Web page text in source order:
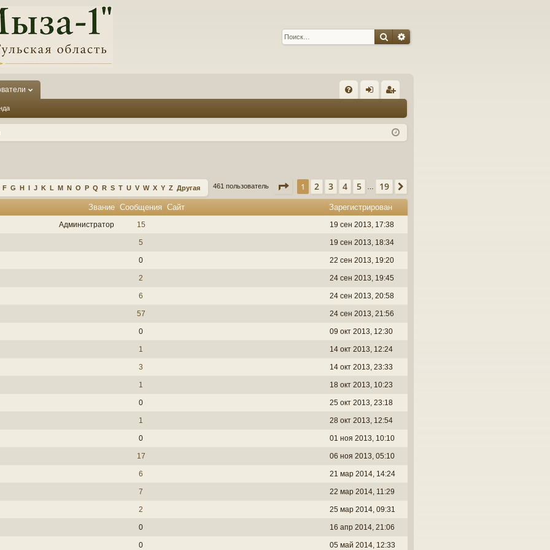
ПоискРасширенный поиск
Q д ис
ия
F G H I J K L M N O P Q R S T U V W X Y Z Другая 461 пользователь Страница из 19
1 2 3 4 5 19
Звание Сообщения Сайт Зарегистрирован
Администратор 15 19 сен 2013, 17:38
5 19 сен 2013, 18:34
0 22 сен 2013, 19:20
2 24 сен 2013, 19:45
6 24 сен 2013, 20:58
57 24 сен 2013, 21:56
0 09 окт 2013, 12:30
1 14 окт 2013, 12:24
3 14 окт 2013, 23:33
1 18 окт 2013, 10:23
0 25 окт 2013, 23:18
1 28 окт 2013, 12:54
0 01 ноя 2013, 10:10
17 06 ноя 2013, 05:10
6 21 мар 2014, 14:24
7 22 мар 2014, 11:29
2 25 мар 2014, 09:31
0 16 апр 2014, 21:06
0 05 май 2014, 12:33